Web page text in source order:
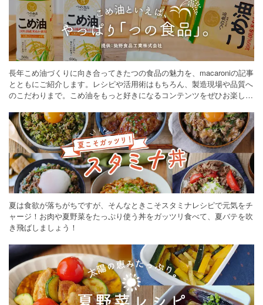
長年こめ油づくりに向き合ってきたつの食品の魅力を、macaroniの記事
とともにご紹介します。レシピや活用術はもちろん、製造現場や品質へ
のこだわりまで。こめ油をもっと好きになるコンテンツをぜひお楽しみ
夏は食欲が落ちがちですが、そんなときこそスタミナレシピで元気をチ
ャージ！お肉や夏野菜をたっぷり使う丼をガッツリ食べて、夏バテを吹
き飛ばしましょう！